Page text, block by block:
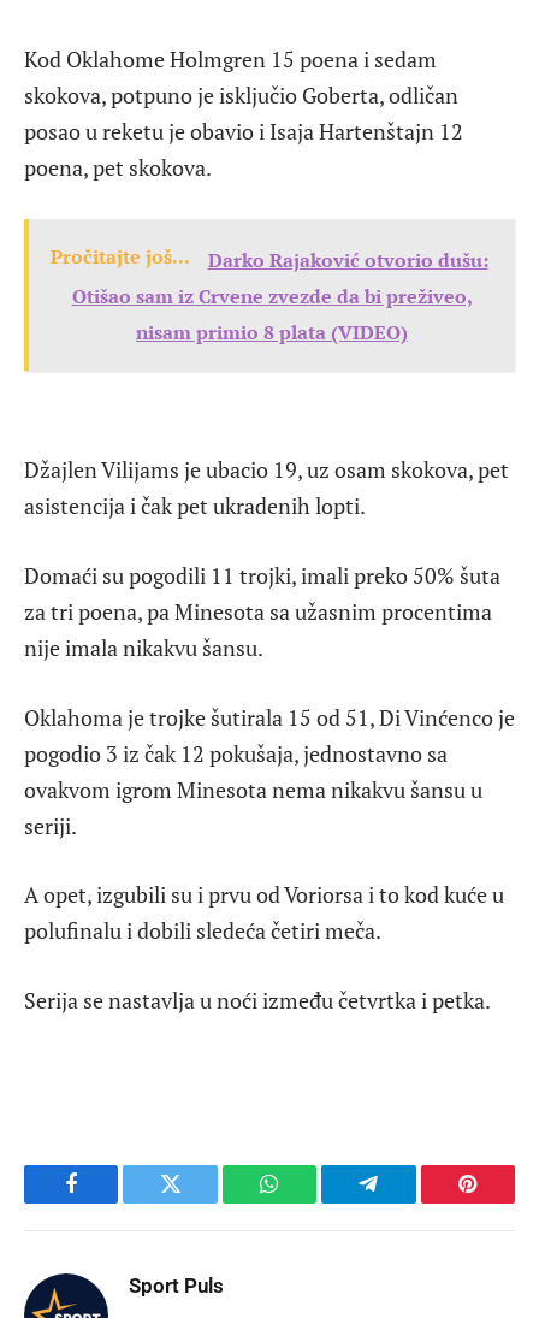
Kod Oklahome Holmgren 15 poena i sedam
skokova, potpuno je isključio Goberta, odličan
posao u reketu je obavio i Isaja Hartenštajn 12
poena, pet skokova.
Pročitajte još...
Darko Rajaković otvorio dušu:
Otišao sam iz Crvene zvezde da bi preživeo,
nisam primio 8 plata (VIDEO)
Džajlen Vilijams je ubacio 19, uz osam skokova, pet
asistencija i čak pet ukradenih lopti.
Domaći su pogodili 11 trojki, imali preko 50% šuta
za tri poena, pa Minesota sa užasnim procentima
nije imala nikakvu šansu.
Oklahoma je trojke šutirala 15 od 51, Di Vinćenco je
pogodio 3 iz čak 12 pokušaja, jednostavno sa
ovakvom igrom Minesota nema nikakvu šansu u
seriji.
A opet, izgubili su i prvu od Voriorsa i to kod kuće u
polufinalu i dobili sledeća četiri meča.
Serija se nastavlja u noći između četvrtka i petka.
Facebook Twitter WhatsApp Telegram
Sport Puls